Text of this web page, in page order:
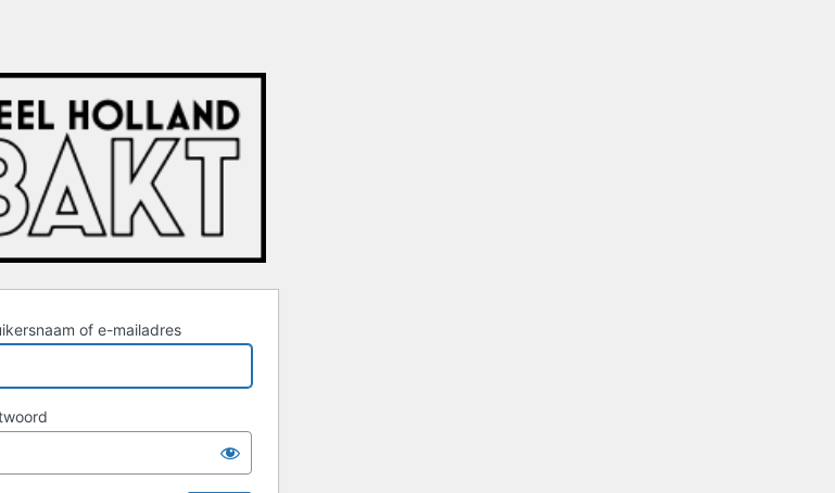
of e-mailadres